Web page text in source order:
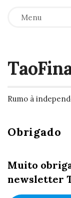
Menu
Rumo à
Obrigado
Muito
newsletter